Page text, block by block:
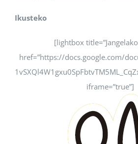
Ikusteko
[lightbox
href=”https://docs.google.com/
iframe=”true”]